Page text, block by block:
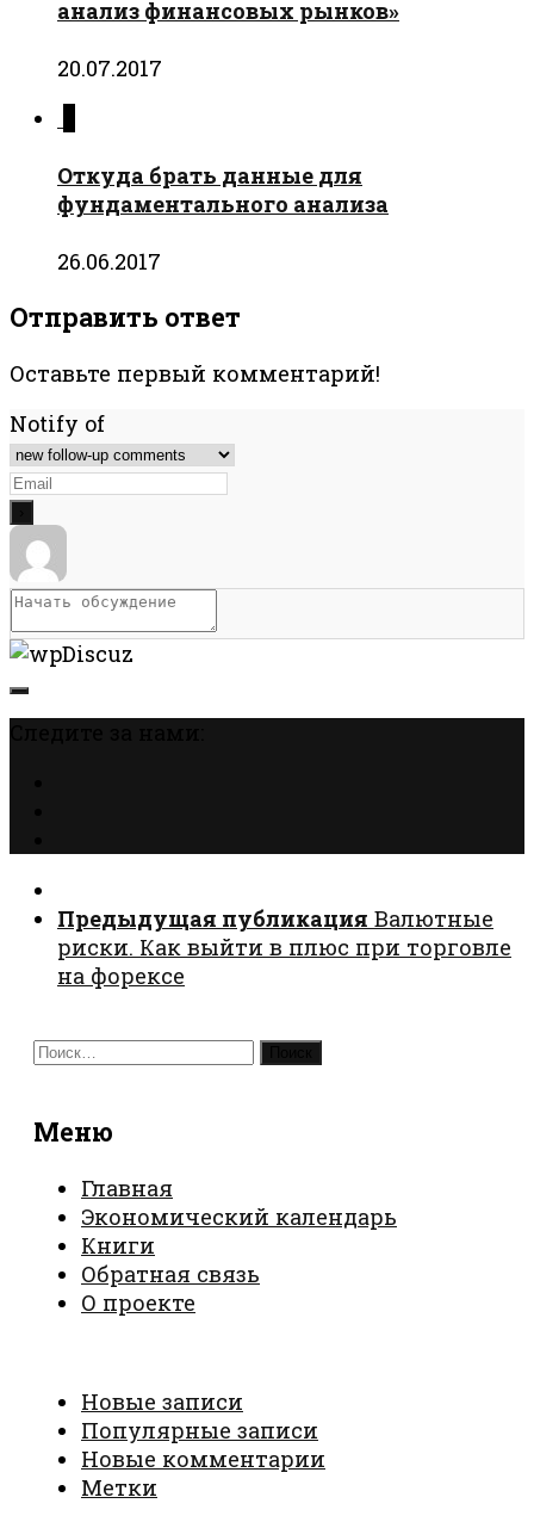
анализ финансовых рынков»
20.07.2017
Откуда брать данные для
фундаментального анализа
26.06.2017
Отправить ответ
Оставьте первый комментарий!
Notify of
Предыдущая публикация Валютные
риски. Как выйти в плюс при торговле
на форексе
Найти:
Меню
Главная
Экономический календарь
Книги
Обратная связь
О проекте
Новые записи
Популярные записи
Новые комментарии
Метки